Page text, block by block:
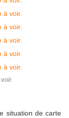
situation de carte